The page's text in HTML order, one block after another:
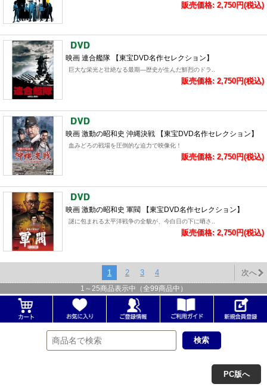
販売価格: 2,750円(税込)
映画 連合艦隊 【東宝DVD名作セレクション】
巨大な栄光と壮絶なる最期―歴史が生んだ鮮烈のドラ..
販売価格: 2,750円(税込)
映画 激動の昭和史 沖縄決戦 【東宝DVD名作セレクション】
血みどろの戦場を圧倒的な迫力で映像化！
販売価格: 2,750円(税込)
映画 激動の昭和史 軍閥 【東宝DVD名作セレクション】
謎に包まれる太平洋戦争の全貌が、今白日の下に晒さ..
販売価格: 2,750円(税込)
1 2 3 4 次へ
1 ～ 25商品表示中（全99商品中）
PC版へ